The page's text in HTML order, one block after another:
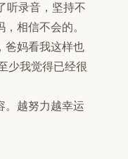
听录音，坚持不
相信不会的。
爸妈看我这样也
少我觉得已经很
。越努力越幸运